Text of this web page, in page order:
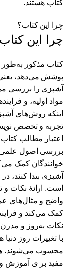
کتاب هستند.
چرا این کتاب؟
چرا این
کتاب مذکور
پوشش می‌دهد،
آشپزی را بررسی
مواد اولیه، و
اینکه روش‌های
تجربه و تخصص
اعتبار مطالب
بررسی اصول علمی
خوانندگان کمک
آشپزی پیدا کنند،
است. ارائۀ نکات و
واضح و مثال‌های
کمک می‌کند و
نکات به‌روز و مدرن
با تغییرات روز
محسوب می‌شوند.
مفید برای آموزش و